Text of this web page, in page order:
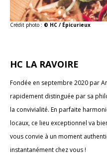
Crédit photo : © HC / Épicurieux
HC LA RAVOIRE
Fondée en septembre 2020 par
rapidement distinguée par sa
la convivialité. En parfaite
locaux, ce lieu exceptionnel va
vous convie à un moment
instantanément chez vous !